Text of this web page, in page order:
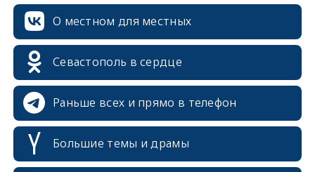
О местном для местных
Севастополь в сердце
Раньше всех и прямо в телефон
Большие темы и драмы